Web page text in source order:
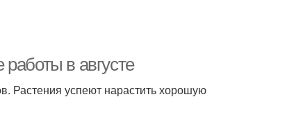
работы в августе
Растения успеют нарастить хорошую